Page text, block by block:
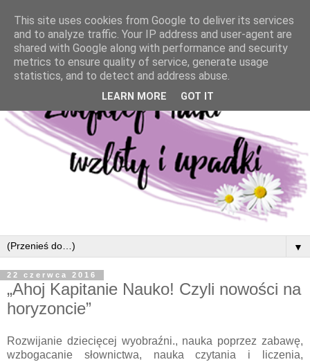
▼
22 czerwca 2016
„Ahoj Kapitanie Nauko! Czyli nowości na
horyzoncie”
Rozwijanie dziecięcej wyobraźni., nauka poprzez zabawę,
wzbogacanie słownictwa, nauka czytania i liczenia,
This site uses cookies from Google to deliver its services
and to analyze traffic. Your IP address and user-agent are
shared with Google along with performance and security
metrics to ensure quality of service, generate usage
statistics, and to detect and address abuse.
LEARN MORE GOT IT